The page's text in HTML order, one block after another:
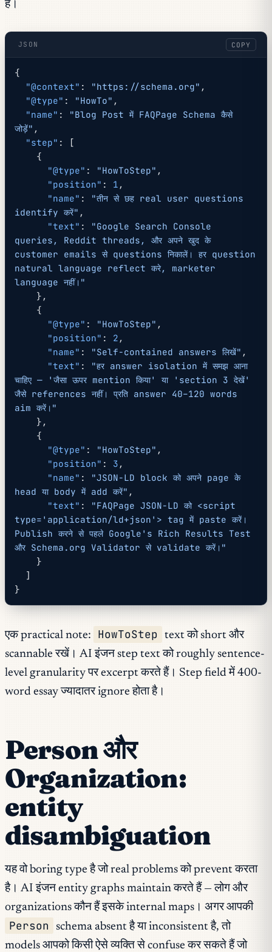
है।
JSON COPY
{
  "@context"
: "https://schema.org" ,
  "@type"
: "HowTo" ,
  "name"
: "Blog Post में FAQPage Schema कैसे
जोड़ें" ,
  "step"
: [
    {
      "@type"
: "HowToStep" ,
      "position"
: 1 ,
      "name"
: "तीन से छह real user questions
identify करें" ,
      "text"
: "Google Search Console
queries, Reddit threads, और अपने खुद के
customer emails से questions निकालें। हर question
natural language reflect करे, marketer
language नहीं।"
    },
    {
      "@type"
: "HowToStep" ,
      "position"
: 2 ,
      "name"
: "Self-contained answers लिखें" ,
      "text"
: "हर answer isolation में समझ आना
चाहिए — 'जैसा ऊपर mention किया' या 'section 3 देखें'
जैसे references नहीं। प्रति answer 40–120 words
aim करें।"
    },
    {
      "@type"
: "HowToStep" ,
      "position"
: 3 ,
      "name"
: "JSON-LD block को अपने page के
head या body में add करें" ,
      "text"
: "FAQPage JSON-LD को <script
type='application/ld+json'> tag में paste करें।
Publish करने से पहले Google's Rich Results Test
और Schema.org Validator से validate करें।"
    }
  ]
}
एक practical note: HowToStep
text को short और
scannable रखें। AI इंजन step text को roughly sentence-
level granularity पर excerpt करते हैं। Step field में 400-
word essay ज्यादातर ignore होता है।
Person और
Organization:
entity
disambiguation
यह वो boring type है जो real problems को prevent करता
है। AI इंजन entity graphs maintain करते हैं — लोग और
organizations कौन हैं इसके internal maps। अगर आपकी
Person
schema absent है या inconsistent है, तो
models आपको किसी ऐसे व्यक्ति से confuse कर सकते हैं जो